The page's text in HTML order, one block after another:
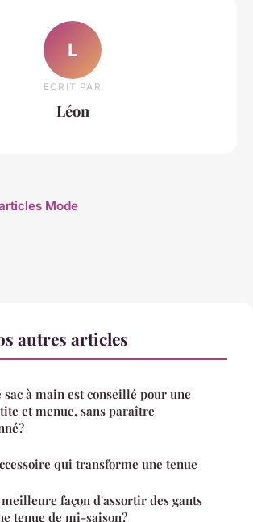
L
ECRIT PAR
Léon
Mode
autres articles
à main est conseillé pour une
et menue, sans paraître
qui transforme une tenue
façon d'assortir des gants
tenue de mi-saison?